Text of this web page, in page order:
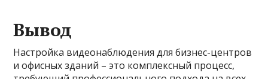
Вывод
Настройка видеонаблюдения для бизнес-центров
и офисных зданий – это комплексный процесс,